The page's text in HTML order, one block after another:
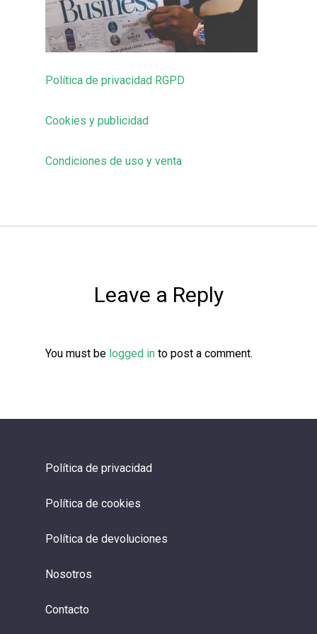
Política de privacidad RGPD
Cookies y publicidad
Condiciones de uso y venta
Leave a Reply
You must be logged in to post a comment.
Política de privacidad
Política de cookies
Política de devoluciones
Nosotros
Contacto